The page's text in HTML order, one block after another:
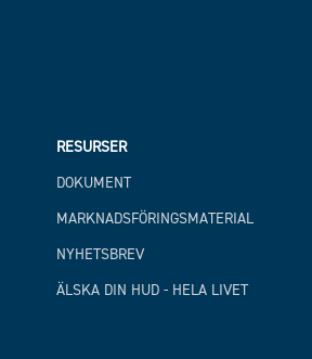
RESURSER
DOKUMENT
MARKNADSFÖRINGSMATERIAL
NYHETSBREV
ÄLSKA DIN HUD - HELA LIVET